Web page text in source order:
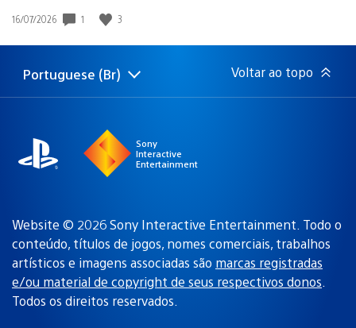
Data
publicação:
16/07/2026 1 3
Selecione
Região
Portuguese (Br) Voltar ao topo
Sony
Interactive
Entertainment
Website © 2026 Sony Interactive Entertainment. Todo o
conteúdo, títulos de jogos, nomes comerciais, trabalhos
artísticos e imagens associadas são marcas registradas
e/ou material de copyright de seus respectivos donos.
Todos os direitos reservados.